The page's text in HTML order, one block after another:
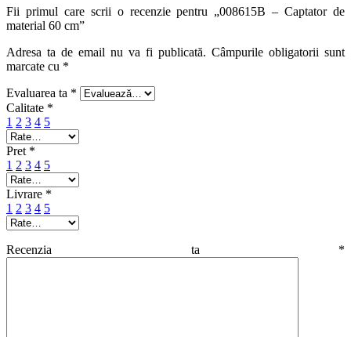
Fii primul care scrii o recenzie pentru „008615B – Captator de
material 60 cm”
Adresa ta de email nu va fi publicată. Câmpurile obligatorii sunt
marcate cu *
Evaluarea ta *
Calitate *
1 2 3 4 5
Pret *
1 2 3 4 5
Livrare *
1 2 3 4 5
Recenzia ta *